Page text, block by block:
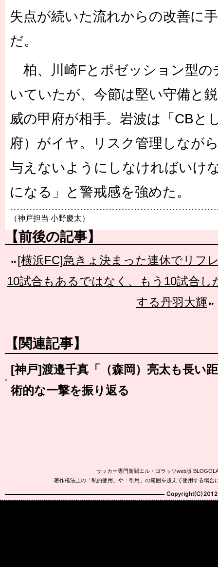
失点が続いた流れからの改善に
だ。
柏、川崎Fとポゼッション型の
いていたが、今節は堅い守備と
威の甲府が相手。岩波は「CBと
府）がイヤ。リスク管理しなが
与えないようにしなければいけ
になる」と警戒感を強めた。
（神戸担当 小野慶太）
【前後の記事】
[横浜FC]急きょ決まった連休でリフ
10試合もあるではなく、もう10試合し
する丹羽大輝
【関連記事】
[神戸]渡邉千真「（森岡）亮太も長い
術的な一撃を振り返る
サッカー専門新聞エル・ゴラッソweb版
著作権法上の「私的使用」や「引用」の範囲を超えて使用する場
Copyright(C)2010-